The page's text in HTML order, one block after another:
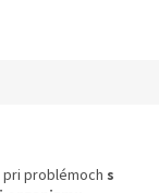
pri problémoch s